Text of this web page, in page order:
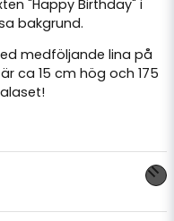
"Happy Birthday" i
bakgrund.
medföljande lina på
ca 15 cm hög och 175